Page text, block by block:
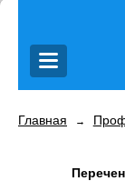
Главная →